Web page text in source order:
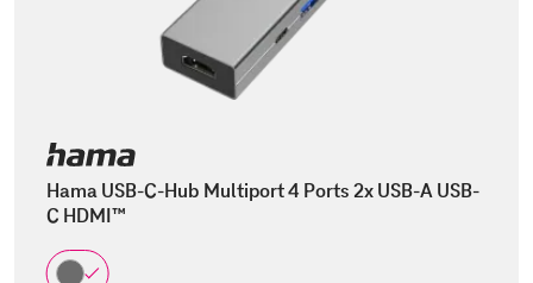
Hama USB-C-Hub Multiport 4 Ports 2x USB-A USB-
C HDMI™